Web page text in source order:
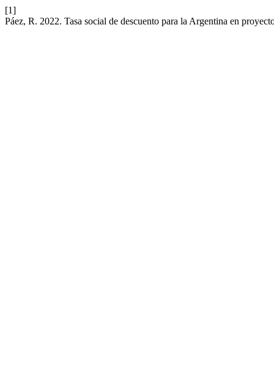
[1]
Páez, R. 2022. Tasa social de descuento para la Argentina en